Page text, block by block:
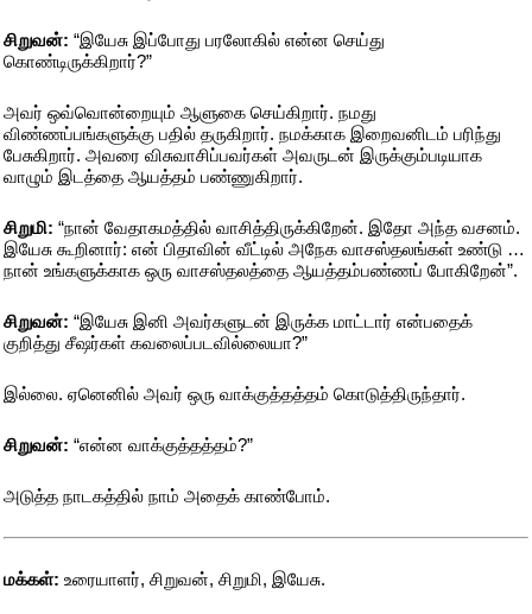
சிறுவன்: “இயேசு இப்போது பரலோகில் என்ன செய்து
கொண்டிருக்கிறார்?”
அவர் ஒவ்வொன்றையும் ஆளுகை செய்கிறார். நமது
விண்ணப்பங்களுக்கு பதில் தருகிறார். நமக்காக இறைவனிடம் பரிந்து
பேசுகிறார். அவரை விசுவாசிப்பவர்கள் அவருடன் இருக்கும்படியாக
வாழும் இடத்தை ஆயத்தம் பண்ணுகிறார்.
சிறுமி: “நான் வேதாகமத்தில் வாசித்திருக்கிறேன். இதோ அந்த வசனம்.
இயேசு கூறினார்: என் பிதாவின் வீட்டில் அநேக வாசஸ்தலங்கள் உண்டு …
நான் உங்களுக்காக ஒரு வாசஸ்தலத்தை ஆயத்தம்பண்ணப் போகிறேன்”.
சிறுவன்: “இயேசு இனி அவர்களுடன் இருக்க மாட்டார் என்பதைக்
குறித்து சீஷர்கள் கவலைப்படவில்லையா?”
இல்லை. ஏனெனில் அவர் ஒரு வாக்குத்தத்தம் கொடுத்திருந்தார்.
சிறுவன்: “என்ன வாக்குத்தத்தம்?”
அடுத்த நாடகத்தில் நாம் அதைக் காண்போம்.
மக்கள்: உரையாளர், சிறுவன், சிறுமி, இயேசு.